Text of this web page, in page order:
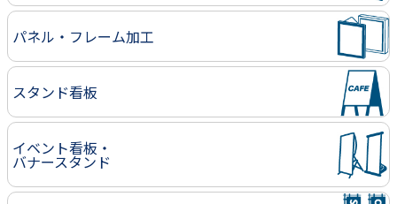
パネル・フレーム加工
スタンド看板
イベント看板・
バナースタンド